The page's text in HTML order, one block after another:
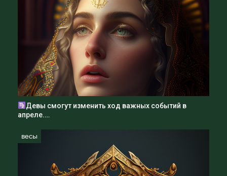
Девы смогут изменить ход важных событий в
апреле.…
весы